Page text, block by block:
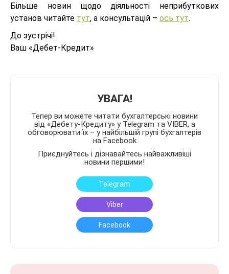
Більше новин щодо діяльності неприбуткових
установ читайте тут, а консультацій – ось тут.
До зустрічі!
Ваш «Дебет-Кредит»
УВАГА!
Тепер ви можете читати бухгалтерські новини
від «Дебету-Кредиту» у Telegram та VIBER, а
обговорювати їх – у найбільшій групі бухгалтерів
на Facebook
Приєднуйтесь і дізнавайтесь найважливіші
новини першими!
Telegram
Viber
Facebook